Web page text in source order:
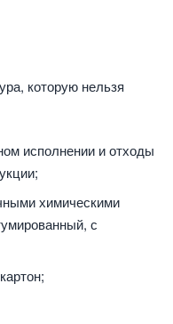
которую нельзя
исполнении и отходы
химическими
с